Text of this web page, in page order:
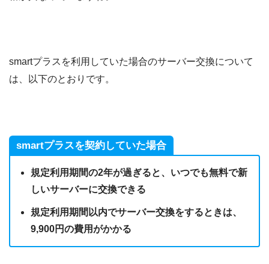
smartプラスを利用していた場合のサーバー交換について
は、以下のとおりです。
smartプラスを契約していた場合
規定利用期間の2年が過ぎると、いつでも無料で新
しいサーバーに交換できる
規定利用期間以内でサーバー交換をするときは、
9,900円の費用がかかる